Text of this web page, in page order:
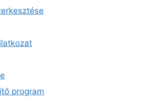
program